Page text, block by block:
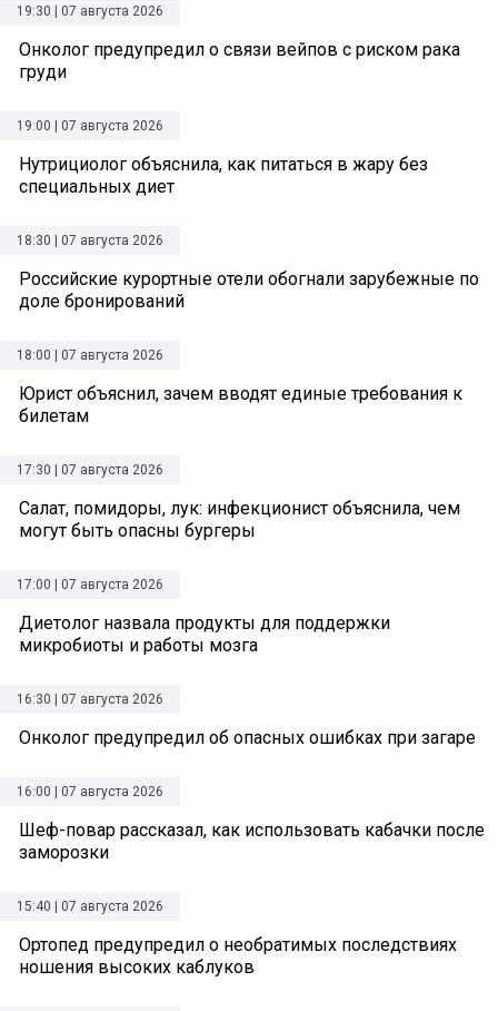
19:30 | 07 августа 2026
Онколог предупредил о связи вейпов с риском рака
груди
19:00 | 07 августа 2026
Нутрициолог объяснила, как питаться в жару без
специальных диет
18:30 | 07 августа 2026
Российские курортные отели обогнали зарубежные по
доле бронирований
18:00 | 07 августа 2026
Юрист объяснил, зачем вводят единые требования к
билетам
17:30 | 07 августа 2026
Салат, помидоры, лук: инфекционист объяснила, чем
могут быть опасны бургеры
17:00 | 07 августа 2026
Диетолог назвала продукты для поддержки
микробиоты и работы мозга
16:30 | 07 августа 2026
Онколог предупредил об опасных ошибках при загаре
16:00 | 07 августа 2026
Шеф-повар рассказал, как использовать кабачки после
заморозки
15:40 | 07 августа 2026
Ортопед предупредил о необратимых последствиях
ношения высоких каблуков